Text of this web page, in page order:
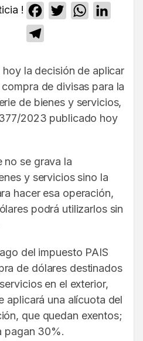
! Facebook
TwitterWhatsApp
la decisión de aplicar
de divisas para la
de bienes y servicios,
2023 publicado hoy
no se grava la
y servicios sino la
hacer esa operación,
podrá utilizarlos sin
del impuesto PAIS
de dólares destinados
en el exterior,
aplicará una alícuota del
que quedan exentos;
pagan 30%.